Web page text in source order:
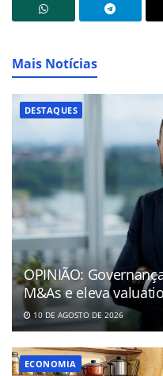
Mais Notícias
DESTAQUES
OPINIÃO:
M&As e eleva
10 DE AGOSTO DE 2026
ECONOMIA